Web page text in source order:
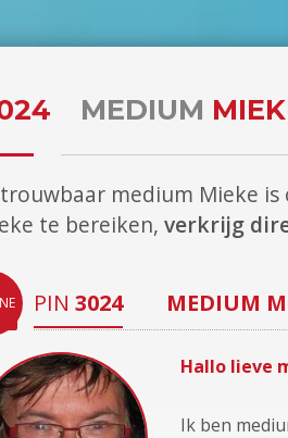
MEDIUM
medium Mieke
te bereiken, verkrijg
PIN 3024 MEDIUM
Hallo lieve
Ik ben